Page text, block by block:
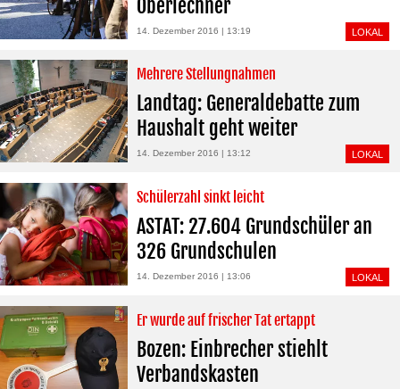
Oberlechner
14. Dezember 2016 | 13:19 LOKAL
Mehrere Stellungnahmen
Landtag: Generaldebatte zum
Haushalt geht weiter
14. Dezember 2016 | 13:12 LOKAL
Schülerzahl sinkt leicht
ASTAT: 27.604 Grundschüler an
326 Grundschulen
14. Dezember 2016 | 13:06 LOKAL
Er wurde auf frischer Tat ertappt
Bozen: Einbrecher stiehlt
Verbandskasten